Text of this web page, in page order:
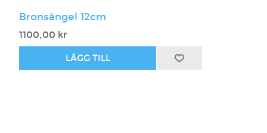
Bronsängel 12cm
1100,00 kr